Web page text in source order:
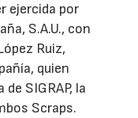
ejercida por
S.A.U., con
Ruiz,
quien
SIGRAP, la
Scraps.